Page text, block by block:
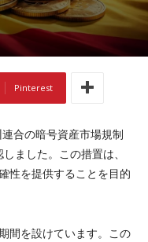
Pinterest
合の暗号資産市場規制
ました。この措置は、
性を提供することを目的
間を設けています。この